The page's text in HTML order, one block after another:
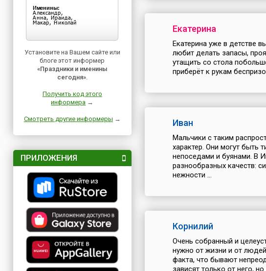
Установите на Вашем сайте или
блоге этот информер
«Праздники и именины
сегодня».
Получить код этого
информера →
Смотреть другие информеры →
ПРИЛОЖЕНИЯ
Екатерина
Екатерина уже в детстве
любит делать запасы,
утащить со стола
приберёт к рукам
Иван
Мальчики с таким
характер. Они могут быть
непоседами и буянами. В
разнообразных качеств:
нежности ...
Корнилий
Очень собранный и
нужно от жизни и от
факта, что бывают
зависят только от него,